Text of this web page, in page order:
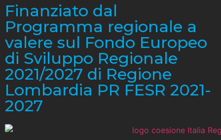
Finanziato dal
Programma regionale a
valere sul Fondo Europeo
di Sviluppo Regionale
2021/2027 di Regione
Lombardia PR FESR 2021-
2027